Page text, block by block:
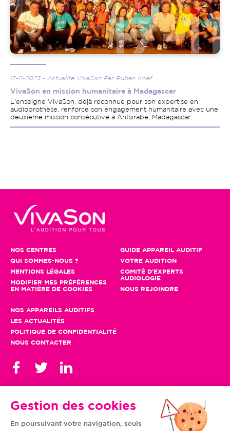
Gestion des cookies
En poursuivant votre navigation, seuls
17-11-2023 - Actualité VivaSon Par Ruben Krief
VivaSon en mission humanitaire à Madagascar
L'enseigne VivaSon, déjà reconnue pour son expertise en
audioprothèse, renforce son engagement humanitaire avec une
deuxième mission consécutive à Antsirabe, Madagascar.
NOS CENTRES
QUI SOMMES-NOUS ?
MENTIONS LÉGALES
MODIFIER MES PRÉFÉRENCES
EN MATIÈRE DE COOKIES
GUIDE APPAREIL AUDITIF
VOTRE AUDITION
COMITÉ D'EXPERTS
AUDIOLOGIE
NOUS REJOINDRE
NOS APPAREILS AUDITIFS
LES ACTUALITÉS
POLITIQUE DE CONFIDENTIALITÉ
NOUS CONTACTER
TOUS NOS CENTRES